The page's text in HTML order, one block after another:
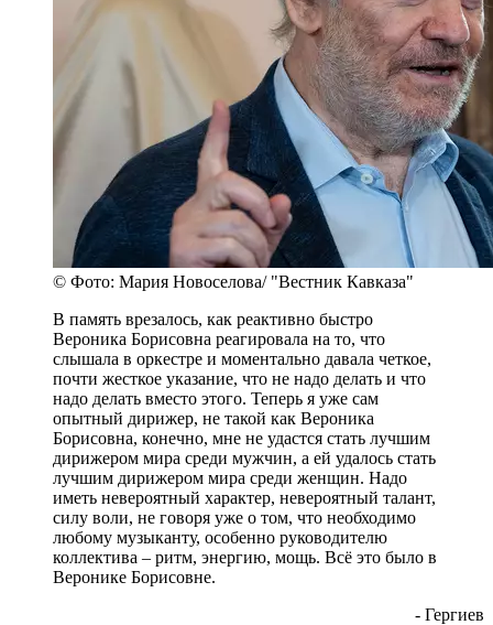
© Фото: Мария Новоселова/ "Вестник Кавказа"
В память врезалось, как реактивно быстро
Вероника Борисовна реагировала на то, что
слышала в оркестре и моментально давала четкое,
почти жесткое указание, что не надо делать и что
надо делать вместо этого. Теперь я уже сам
опытный дирижер, не такой как Вероника
Борисовна, конечно, мне не удастся стать лучшим
дирижером мира среди мужчин, а ей удалось стать
лучшим дирижером мира среди женщин. Надо
иметь невероятный характер, невероятный талант,
силу воли, не говоря уже о том, что необходимо
любому музыканту, особенно руководителю
коллектива – ритм, энергию, мощь. Всё это было в
Веронике Борисовне.
- Гергиев